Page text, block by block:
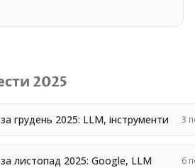
сайтів від HCU, може…
2025
грудень 2025: LLM, інструменти 3
за листопад 2025: Google, LLM 6